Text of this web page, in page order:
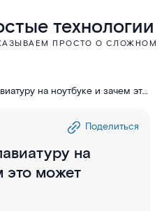
технологии
ПРОСТО О СЛОЖНОМ
на ноутбуке и зачем это
Поделиться
на
это может